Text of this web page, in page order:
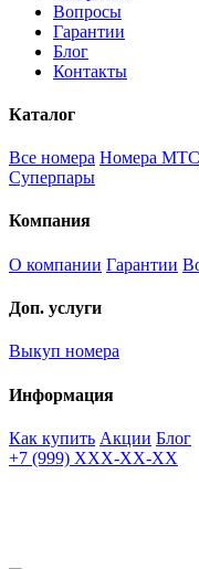
Вопросы
Гарантии
Блог
Контакты
Каталог
Все номера Номера МТС
Суперпары
Компания
О компании Гарантии
Доп. услуги
Выкуп номера
Информация
Как купить Акции Блог
+7 (999) XXX-XX-XX